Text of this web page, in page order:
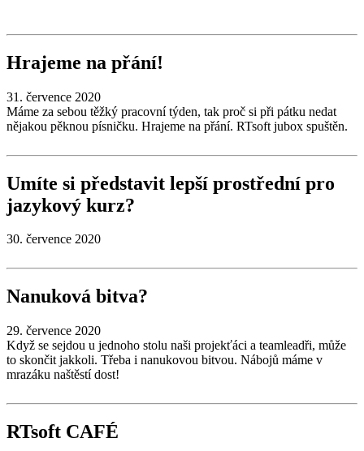
Hrajeme na přání!
31. července 2020
Máme za sebou těžký pracovní týden, tak proč si při pátku nedat
nějakou pěknou písničku. Hrajeme na přání. RTsoft jubox spuštěn.
Umíte si představit lepší prostřední pro
jazykový kurz?
30. července 2020
Nanuková bitva?
29. července 2020
Když se sejdou u jednoho stolu naši projekťáci a teamleadři, může
to skončit jakkoli. Třeba i nanukovou bitvou. Nábojů máme v
mrazáku naštěstí dost!
RTsoft CAFÉ